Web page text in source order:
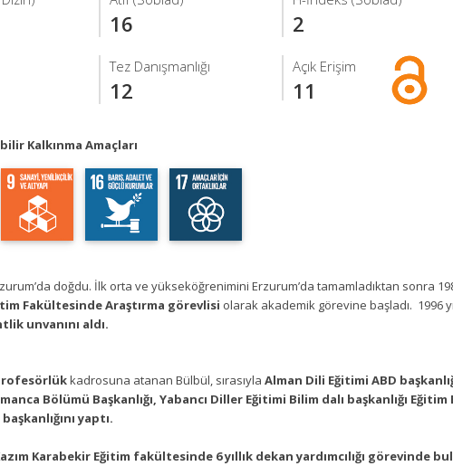
16 2
Tez Danışmanlığı
12
Açık Erişim
11
Kalkınma Amaçları
doğdu. İlk orta ve yükseköğrenimini Erzurum’da tamamladıktan sonra
Fakültesinde Araştırma görevlisi olarak akademik görevine başladı. 1996
unvanını aldı.
kadrosuna atanan Bülbül, sırasıyla Alman Dili Eğitimi ABD
Bölümü Başkanlığı, Yabancı Diller Eğitimi Bilim dalı başkanlığı
yaptı.
Karabekir Eğitim fakültesinde 6 yıllık dekan yardımcılığı görevinde